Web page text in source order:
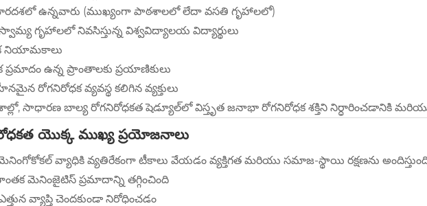
ఉన్నవారు (ముఖ్యంగా పాఠశాలలో లేదా వసతి గృహాలలో)
గృహాలలో నివసిస్తున్న విశ్వవిద్యాలయ విద్యార్థులు
నియామకాలు
ప్రమాదం ఉన్న ప్రాంతాలకు ప్రయాణికులు
రోగనిరోధక వ్యవస్థ కలిగిన వ్యక్తులు
సాధారణ బాల్య రోగనిరోధకత షెడ్యూల్‌లో విస్తృత జనాభా రోగనిరోధక శక్తిని నిర్ధారించడానికి మరియు
యొక్క ముఖ్య ప్రయోజనాలు
వ్యాధికి వ్యతిరేకంగా టీకాలు వేయడం వ్యక్తిగత మరియు సమాజ-స్థాయి రక్షణను
మెనింజైటిస్ ప్రమాదాన్ని తగ్గించింది
ఎత్తున వ్యాప్తి చెందకుండా నిరోధించడం